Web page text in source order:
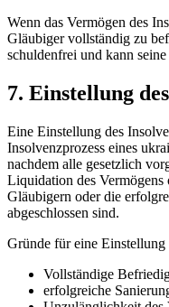
Wenn das Vermögen des
Gläubiger vollständig zu
schuldenfrei und kann
7. Einstellung
Eine Einstellung des
Insolvenzprozess eines
nachdem alle gesetzlich
Liquidation des Vermögens
Gläubigern oder die
abgeschlossen sind.
Gründe für eine Einstellung
Vollständige
erfolgreiche